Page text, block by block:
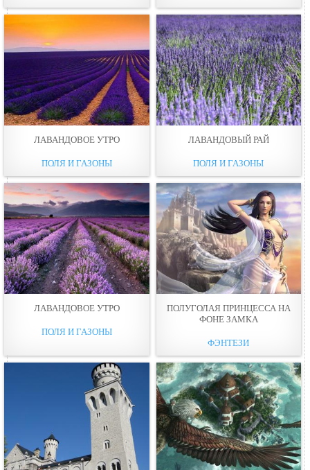
ЛАВАНДОВОЕ УТРО
ПОЛЯ И ГАЗОНЫ
ЛАВАНДОВЫЙ РАЙ
ПОЛЯ И ГАЗОНЫ
ЛАВАНДОВОЕ УТРО
ПОЛЯ И ГАЗОНЫ
ПОЛУГОЛАЯ ПРИНЦЕССА НА
ФОНЕ ЗАМКА
ФЭНТЕЗИ